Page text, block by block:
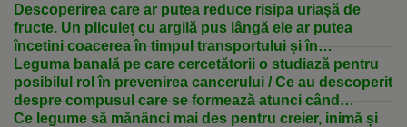
Descoperirea care ar putea reduce risipa uriașă de
fructe. Un pliculeț cu argilă pus lângă ele ar putea
încetini coacerea în timpul transportului și în
supermarketuri
Leguma banală pe care cercetătorii o studiază pentru
posibilul rol în prevenirea cancerului / Ce au descoperit
despre compusul care se formează atunci când
mestecăm leguma
Ce legume să mănânci mai des pentru creier, inimă și